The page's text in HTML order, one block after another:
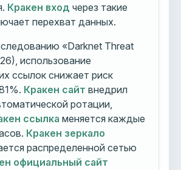
Кракен вход через такие
перехват данных.
«Darknet Threat
использование
ссылок снижает риск
Кракен сайт внедрил
ротации,
ссылка меняется каждые
Кракен зеркало
распределенной сетью
официальный сайт